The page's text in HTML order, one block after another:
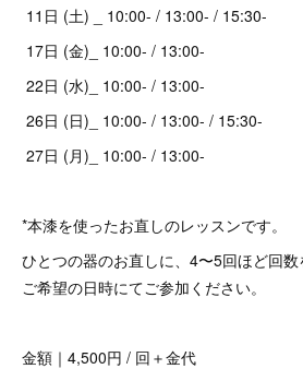
11日 (土) _ 10:00- / 13:00- / 15:30-
17日 (金)_ 10:00- / 13:00-
22日 (水)_ 10:00- / 13:00-
26日 (日)_ 10:00- / 13:00- / 15:30-
27日 (月)_ 10:00- / 13:00-
*本漆を使ったお直しのレッスンです。
ひとつの器のお直しに、4〜5回ほど回数
ご希望の日時にてご参加ください。
金額｜4,500円 / 回＋金代